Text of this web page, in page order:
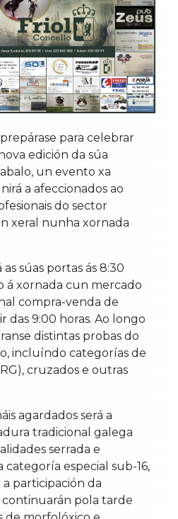
para celebrar
edición da súa
un evento xa
a afeccionados ao
do sector
xeral nunha xornada
súas portas ás 8:30
á xornada cun mercado
compra-venda de
das 9:00 horas. Ao longo
distintas probas do
incluíndo categorías de
cruzados e outras
agardados será a
tradicional galega
serrada e
categoría especial sub-16,
participación da
continuarán pola tarde